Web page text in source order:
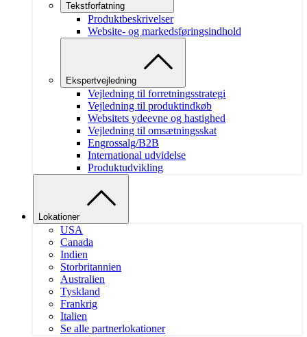
Tekstforfatning
Produktbeskrivelser
Website- og markedsføringsindhold
Ekspertvejledning
Vejledning til forretningsstrategi
Vejledning til produktindkøb
Websitets ydeevne og hastighed
Vejledning til omsætningsskat
Engrossalg/B2B
International udvidelse
Produktudvikling
Lokationer
USA
Canada
Indien
Storbritannien
Australien
Tyskland
Frankrig
Italien
Se alle partnerlokationer